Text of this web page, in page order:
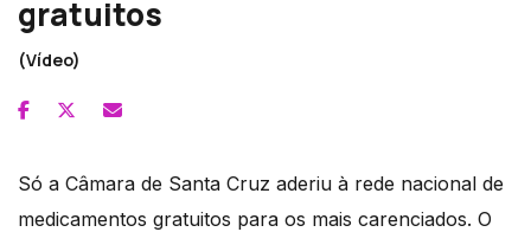
gratuitos
(Vídeo)
Só a Câmara de Santa Cruz aderiu à rede nacional de
medicamentos gratuitos para os mais carenciados. O